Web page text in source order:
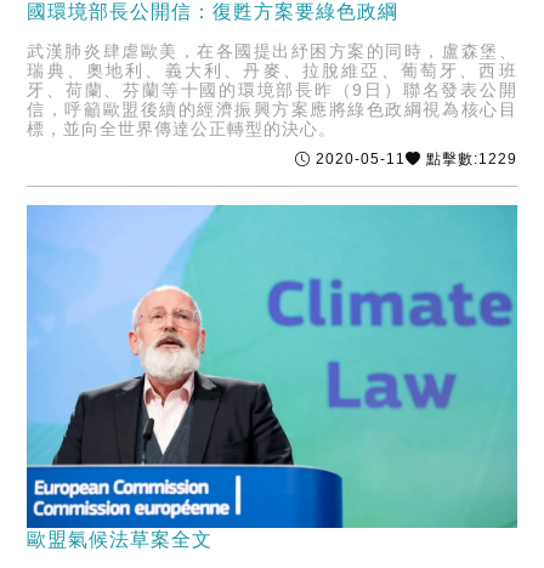
國環境部長公開信：復甦方案要綠色政綱
武漢肺炎肆虐歐美，在各國提出紓困方案的同時，盧森堡、
瑞典、奧地利、義大利、丹麥、拉脫維亞、葡萄牙、西班
牙、荷蘭、芬蘭等十國的環境部長昨（9日）聯名發表公開
信，呼籲歐盟後續的經濟振興方案應將綠色政綱視為核心目
標，並向全世界傳達公正轉型的決心。
2020-05-11 點擊數:1229
歐盟氣候法草案全文